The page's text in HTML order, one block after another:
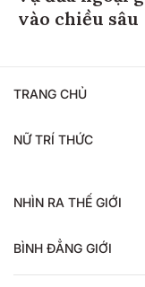
vào chiều sâu
TRANG CHỦ
NỮ TRÍ THỨC
NHÌN RA THẾ GIỚI
BÌNH ĐẲNG GIỚI